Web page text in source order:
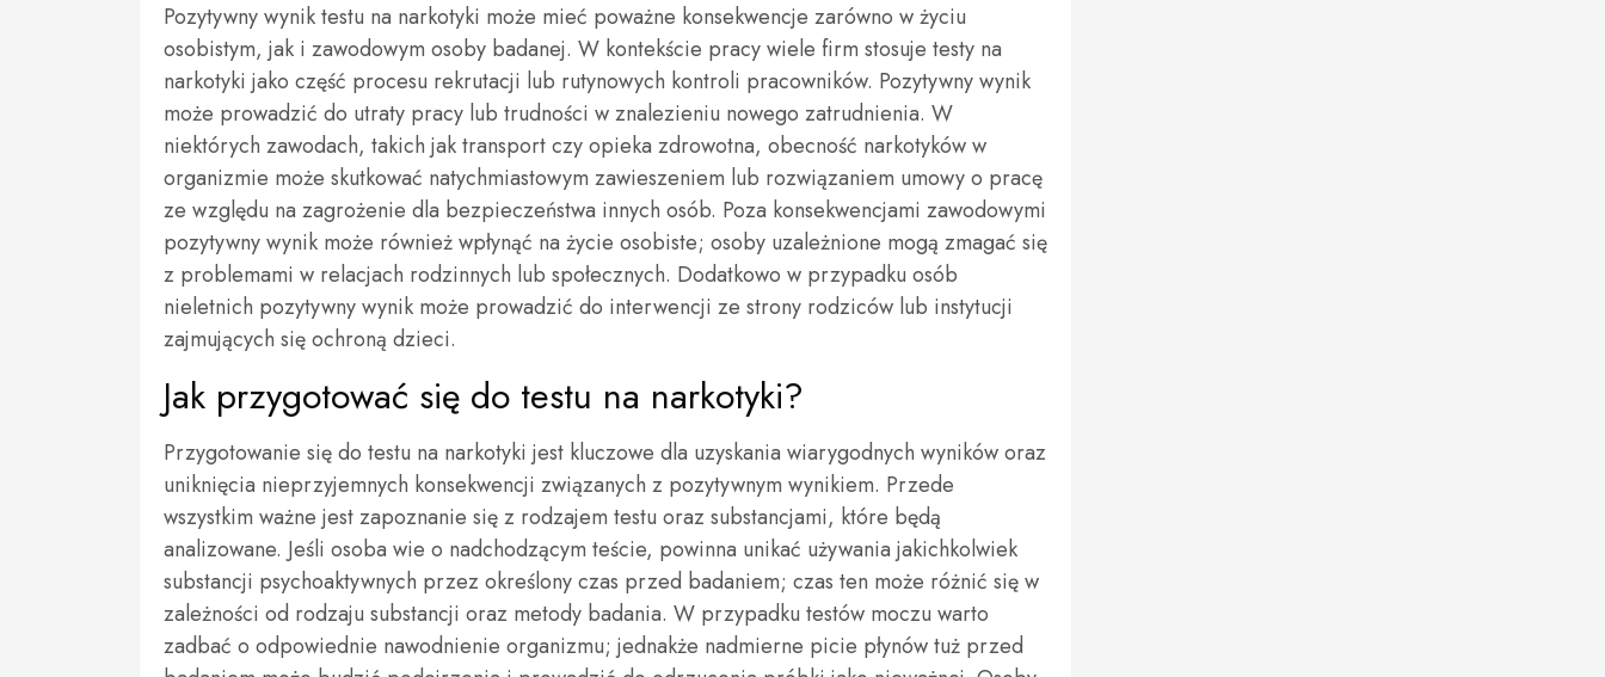
Pozytywny wynik testu na narkotyki może mieć poważne konsekwencje zarówno w życiu
osobistym, jak i zawodowym osoby badanej. W kontekście pracy wiele firm stosuje testy na
narkotyki jako część procesu rekrutacji lub rutynowych kontroli pracowników. Pozytywny wynik
może prowadzić do utraty pracy lub trudności w znalezieniu nowego zatrudnienia. W
niektórych zawodach, takich jak transport czy opieka zdrowotna, obecność narkotyków w
organizmie może skutkować natychmiastowym zawieszeniem lub rozwiązaniem umowy o pracę
ze względu na zagrożenie dla bezpieczeństwa innych osób. Poza konsekwencjami zawodowymi
pozytywny wynik może również wpłynąć na życie osobiste; osoby uzależnione mogą zmagać się
z problemami w relacjach rodzinnych lub społecznych. Dodatkowo w przypadku osób
nieletnich pozytywny wynik może prowadzić do interwencji ze strony rodziców lub instytucji
zajmujących się ochroną dzieci.
Jak przygotować się do testu na narkotyki?
Przygotowanie się do testu na narkotyki jest kluczowe dla uzyskania wiarygodnych wyników oraz
uniknięcia nieprzyjemnych konsekwencji związanych z pozytywnym wynikiem. Przede
wszystkim ważne jest zapoznanie się z rodzajem testu oraz substancjami, które będą
analizowane. Jeśli osoba wie o nadchodzącym teście, powinna unikać używania jakichkolwiek
substancji psychoaktywnych przez określony czas przed badaniem; czas ten może różnić się w
zależności od rodzaju substancji oraz metody badania. W przypadku testów moczu warto
zadbać o odpowiednie nawodnienie organizmu; jednakże nadmierne picie płynów tuż przed